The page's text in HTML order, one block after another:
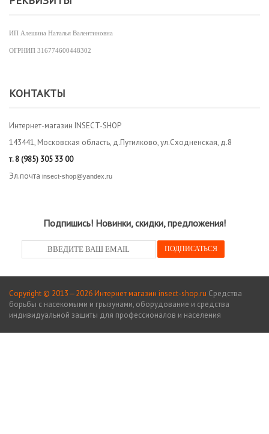
ИП Алешина Наталья Валентиновна
ОГРНИП 316774600448302
КОНТАКТЫ
Интернет-магазин INSECT-SHOP
143441, Московская область, д.Путилково, ул.Сходненская, д.8
т.8 (985) 305 33 00
Эл.почта insect-shop@yandex.ru
Подпишись! Новинки, скидки, предложения!
Copyright © 2013—2026 Интернет магазин insect-shop.ru Средства
борьбы с насекомыми и грызунами, оборудование и средства
индивидуальной защиты для профессионалов и населения